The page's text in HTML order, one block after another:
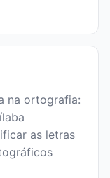
na ortografia:
as letras